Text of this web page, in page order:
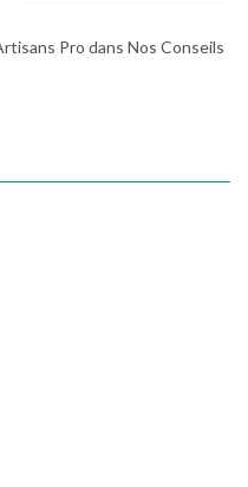
Pro dans Nos Conseils